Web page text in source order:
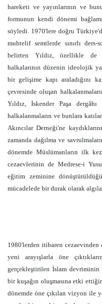
hareketi ve yayınlarının ve
formunun kendi dönemi
söyledi. 1970'lere doğru
muhtelif semtlerde sınırlı ders-
belirten Yıldız, özellikle de
halkalarının düzenin ideolojik
bir gelişime kapı araladığını
çevresinde oluşan
Yıldız, İskender Paşa
halkalanmaların ve bunlara
Akıncılar Derneği'ne
zamanda dağılma ve
dönemde Müslümanların ilk
cezaevlerinin de Medrese-i
eğitim zeminine
mücadelede bir durak olarak
1980'lerden itibaren cezaevinden
yeni arayışlarla öne
gerçekleştirilen İslam devriminin
bir kuşağın oluşmasına etki
dönemde öne çıkılan vizyon ile